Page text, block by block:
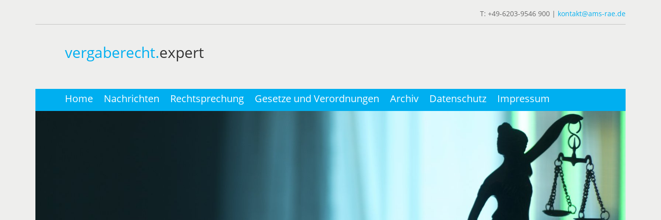
T: +49-6203-9546 900 | kontakt@ams-rae.de
vergaberecht.expert
Home Nachrichten Rechtsprechung Gesetze und Verordnungen Archiv Datenschutz Impressum